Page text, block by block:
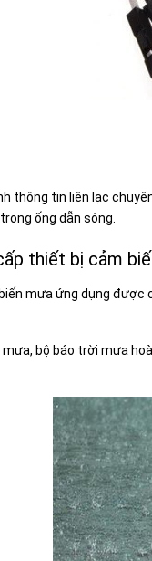
thông tin liên lạc
ống dẫn sóng.
thiết bị cảm
mưa ứng dụng
bộ báo trời mưa